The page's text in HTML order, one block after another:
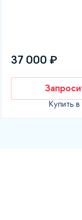
37 000 ₽
Купить в